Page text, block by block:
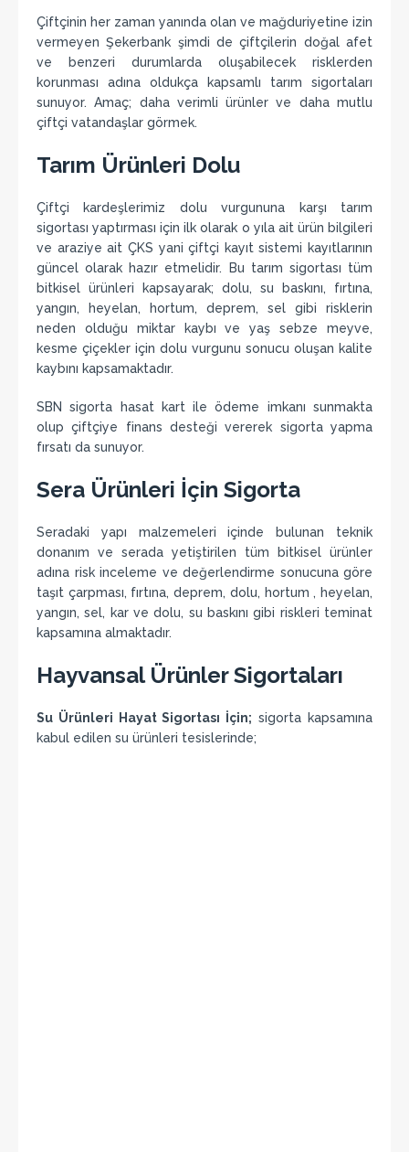
Çiftçinin her zaman yanında olan ve mağduriyetine izin
vermeyen Şekerbank şimdi de çiftçilerin doğal afet
ve benzeri durumlarda oluşabilecek risklerden
korunması adına oldukça kapsamlı tarım sigortaları
sunuyor. Amaç; daha verimli ürünler ve daha mutlu
çiftçi vatandaşlar görmek.
Tarım Ürünleri Dolu
Çiftçi kardeşlerimiz dolu vurgununa karşı tarım
sigortası yaptırması için ilk olarak o yıla ait ürün bilgileri
ve araziye ait ÇKS yani çiftçi kayıt sistemi kayıtlarının
güncel olarak hazır etmelidir. Bu tarım sigortası tüm
bitkisel ürünleri kapsayarak; dolu, su baskını, fırtına,
yangın, heyelan, hortum, deprem, sel gibi risklerin
neden olduğu miktar kaybı ve yaş sebze meyve,
kesme çiçekler için dolu vurgunu sonucu oluşan kalite
kaybını kapsamaktadır.
SBN sigorta hasat kart ile ödeme imkanı sunmakta
olup çiftçiye finans desteği vererek sigorta yapma
fırsatı da sunuyor.
Sera Ürünleri İçin Sigorta
Seradaki yapı malzemeleri içinde bulunan teknik
donanım ve serada yetiştirilen tüm bitkisel ürünler
adına risk inceleme ve değerlendirme sonucuna göre
taşıt çarpması, fırtına, deprem, dolu, hortum , heyelan,
yangın, sel, kar ve dolu, su baskını gibi riskleri teminat
kapsamına almaktadır.
Hayvansal Ürünler Sigortaları
Su Ürünleri Hayat Sigortası İçin; sigorta kapsamına
kabul edilen su ürünleri tesislerinde;